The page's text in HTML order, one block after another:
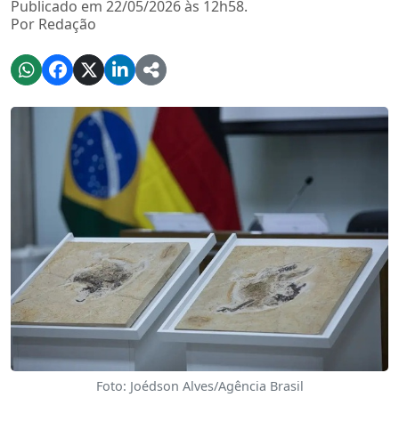
Publicado em 22/05/2026 às 12h58.
Por Redação
Foto: Joédson Alves/Agência Brasil